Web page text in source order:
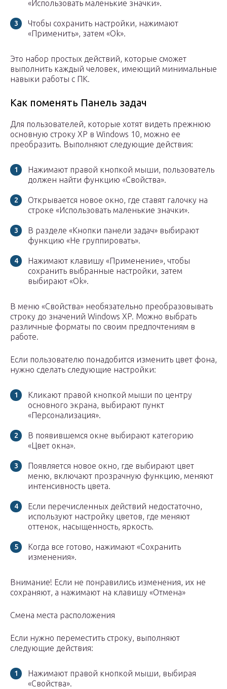
«Использовать маленькие значки».
Чтобы сохранить настройки, нажимают
«Применить», затем «Ok».
Это набор простых действий, которые сможет
выполнить каждый человек, имеющий минимальные
навыки работы с ПК.
Как поменять Панель задач
Для пользователей, которые хотят видеть прежнюю
основную строку XP в Windows 10, можно ее
преобразить. Выполняют следующие действия:
Нажимают правой кнопкой мыши, пользователь
должен найти функцию «Свойства».
Открывается новое окно, где ставят галочку на
строке «Использовать маленькие значки».
В разделе «Кнопки панели задач» выбирают
функцию «Не группировать».
Нажимают клавишу «Применение», чтобы
сохранить выбранные настройки, затем
выбирают «Ok».
В меню «Свойства» необязательно преобразовывать
строку до значений Windows XP. Можно выбрать
различные форматы по своим предпочтениям в
работе.
Если пользователю понадобится изменить цвет фона,
нужно сделать следующие настройки:
Кликают правой кнопкой мыши по центру
основного экрана, выбирают пункт
«Персонализация».
В появившемся окне выбирают категорию
«Цвет окна».
Появляется новое окно, где выбирают цвет
меню, включают прозрачную функцию, меняют
интенсивность цвета.
Если перечисленных действий недостаточно,
используют настройку цветов, где меняют
оттенок, насыщенность, яркость.
Когда все готово, нажимают «Сохранить
изменения».
Внимание! Если не понравились изменения, их не
сохраняют, а нажимают на клавишу «Отмена»
Смена места расположения
Если нужно переместить строку, выполняют
следующие действия:
Нажимают правой кнопкой мыши, выбирая
«Свойства».